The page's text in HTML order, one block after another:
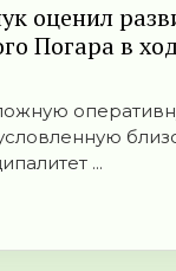
оценил
Погара в
...